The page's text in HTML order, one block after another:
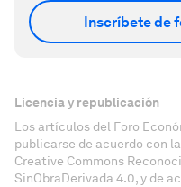
Inscríbete de
Licencia y republicación
Los artículos del Foro
publicarse de acuerdo con
Creative Commons
SinObraDerivada 4.0, y de